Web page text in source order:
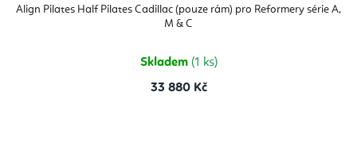
Align Pilates Half Pilates Cadillac (pouze rám) pro Reformery série A,
M & C
Skladem (1 ks)
33 880 Kč